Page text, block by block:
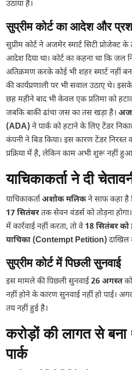
उठाया है।
सुप्रीम कोर्ट का आदेश और
सुप्रीम कोर्ट ने अजमेर स्मार्ट सिटी प्रोजेक्ट
आदेश दिया था। कोर्ट का कहना था कि जल
अतिक्रमण करके कोई भी शहर स्मार्ट नहीं
की कार्यप्रणाली पर भी सवाल उठाए थे।
छह महीने बाद भी केवल एक प्रतिमा को
जबकि बाकी ढांचा जस का तस खड़ा है।
(ADA) ने पार्क को हटाने के लिए टेंडर
कंपनी ने बिड किया। इस कारण टेंडर निरस्त
प्रक्रिया में है, लेकिन काम अभी शुरू नहीं
याचिकाकर्ता ने दी
याचिकाकर्ताअशोक मलिकने साफ कहा है
17 सितंबरतक सेवन वंडर्स को तोड़ना
में कार्रवाई नहीं करता, तो वे18 सितंबर को
याचिका (Contempt Petition) दाखिल
सुप्रीम कोर्ट में पिछली सुनवाई
इस मामले की पिछली सुनवाई26 अगस्त
नहीं होने के कारण सुनवाई नहीं हो पाई।
तय नहीं हुई है।
करोड़ों की लागत से बना
पार्क